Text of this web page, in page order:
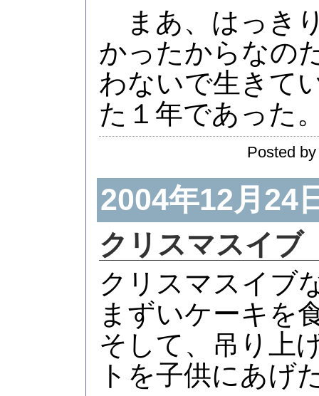
まあ、はっき
かったからなの
わないで生きて
た１年であった
Posted
2004年12月24
クリスマスイブ
クリスマスイブ
まずいケーキを
そして、吊り上
トを子供にあげ